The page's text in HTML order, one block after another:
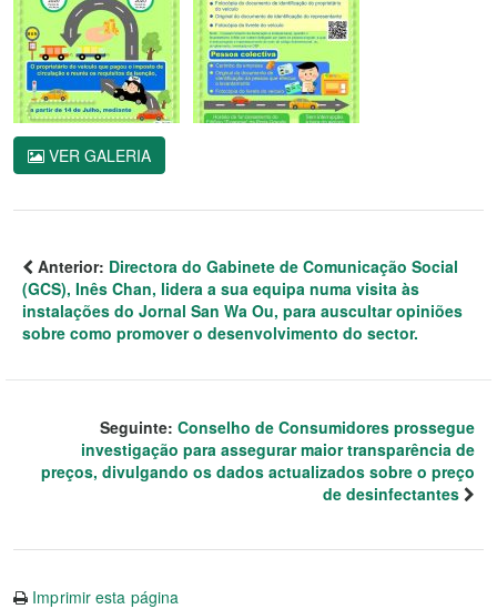
VER GALERIA
Anterior: Directora do Gabinete de Comunicação Social
(GCS), Inês Chan, lidera a sua equipa numa visita às
instalações do Jornal San Wa Ou, para auscultar opiniões
sobre como promover o desenvolvimento do sector.
Seguinte: Conselho de Consumidores prossegue
investigação para assegurar maior transparência de
preços, divulgando os dados actualizados sobre o preço
de desinfectantes
Imprimir esta página